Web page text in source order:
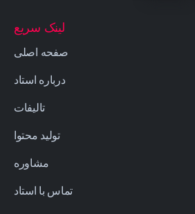
لینک سریع
صفحه اصلی
درباره استاد
تالیفات
تولید محتوا
مشاوره
تماس با استاد